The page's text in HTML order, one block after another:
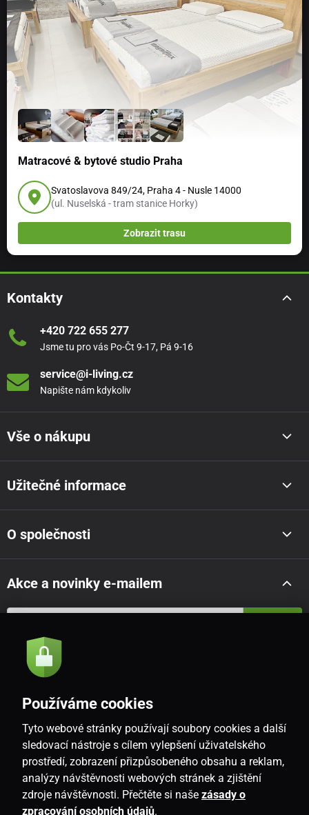
Matracové & bytové studio Praha
Svatoslavova 849/24, Praha 4 - Nusle 14000
(ul. Nuselská - tram stanice Horky)
Zobrazit trasu
Kontakty
+420 722 655 277
Jsme tu pro vás Po-Čt 9-17, Pá 9-16
service@i-living.cz
Napište nám kdykoliv
Vše o nákupu
Užitečné informace
O společnosti
Akce a novinky e-mailem
Souhlasím se
CZ
Používáme cookies
Tyto webové stránky používají soubory cookies a další
sledovací nástroje s cílem vylepšení uživatelského
prostředí, zobrazení přizpůsobeného obsahu a reklam,
analýzy návštěvnosti webových stránek a zjištění
zdroje návštěvnosti. Přečtěte si naše zásady o
zpracování osobních údajů.